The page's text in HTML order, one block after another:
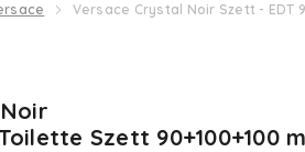
Versace Crystal Noir Szett - EDT
Szett 90+100+100